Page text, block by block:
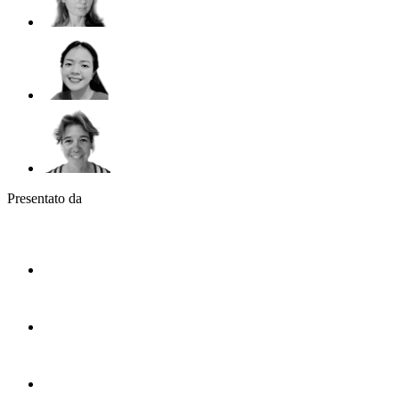
Presentato da